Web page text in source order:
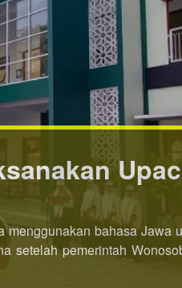
dibuka 8
kini dibuka lebih awal. Jika
pertama. Pendaftaran